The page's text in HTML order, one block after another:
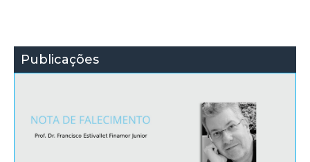
Publicações